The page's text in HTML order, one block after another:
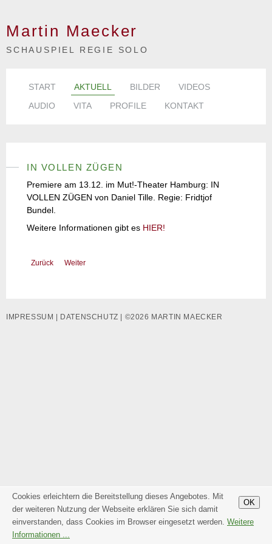
Martin Maecker
SCHAUSPIEL REGIE SOLO
START AKTUELL BILDER
VIDEOS
AUDIO
VITA PROFILE KONTAKT
IN VOLLEN ZÜGEN
Premiere am 13.12. im Mut!-Theater Hamburg: IN
VOLLEN ZÜGEN von Daniel Tille. Regie: Fridtjof
Bundel.
Weitere Informationen gibt es HIER!
Zurück Weiter
IMPRESSUM DATENSCHUTZ | ©2026 MARTIN MAECKER
OK
Cookies erleichtern die Bereitstellung dieses Angebotes. Mit
der weiteren Nutzung der Webseite erklären Sie sich damit
einverstanden, dass Cookies im Browser eingesetzt werden. Weitere
Informationen ...